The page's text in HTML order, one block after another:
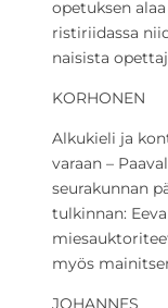
opetuksen
ristiriidassa
naisista
KORHONEN
Alkukieli ja
varaan –
seurakunnan
tulkinnan:
myös
JOHANNES